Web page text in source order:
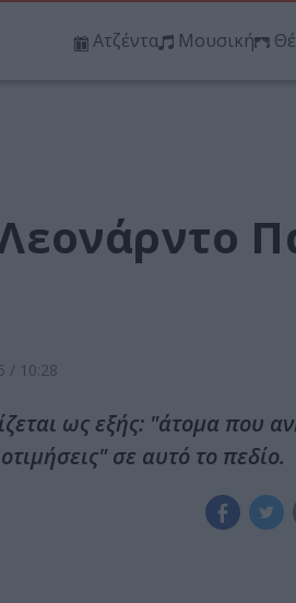
Ατζέντα Μουσική
/ 10:28
ως εξής: "άτομα που
σε αυτό το πεδίο.